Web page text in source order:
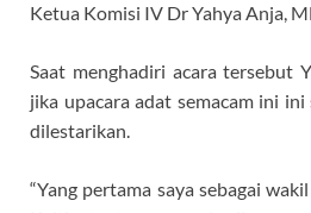
Ketua Komisi IV Dr Yahya Anja,
Saat menghadiri acara tersebut
jika upacara adat semacam ini
dilestarikan.
“Yang pertama saya sebagai